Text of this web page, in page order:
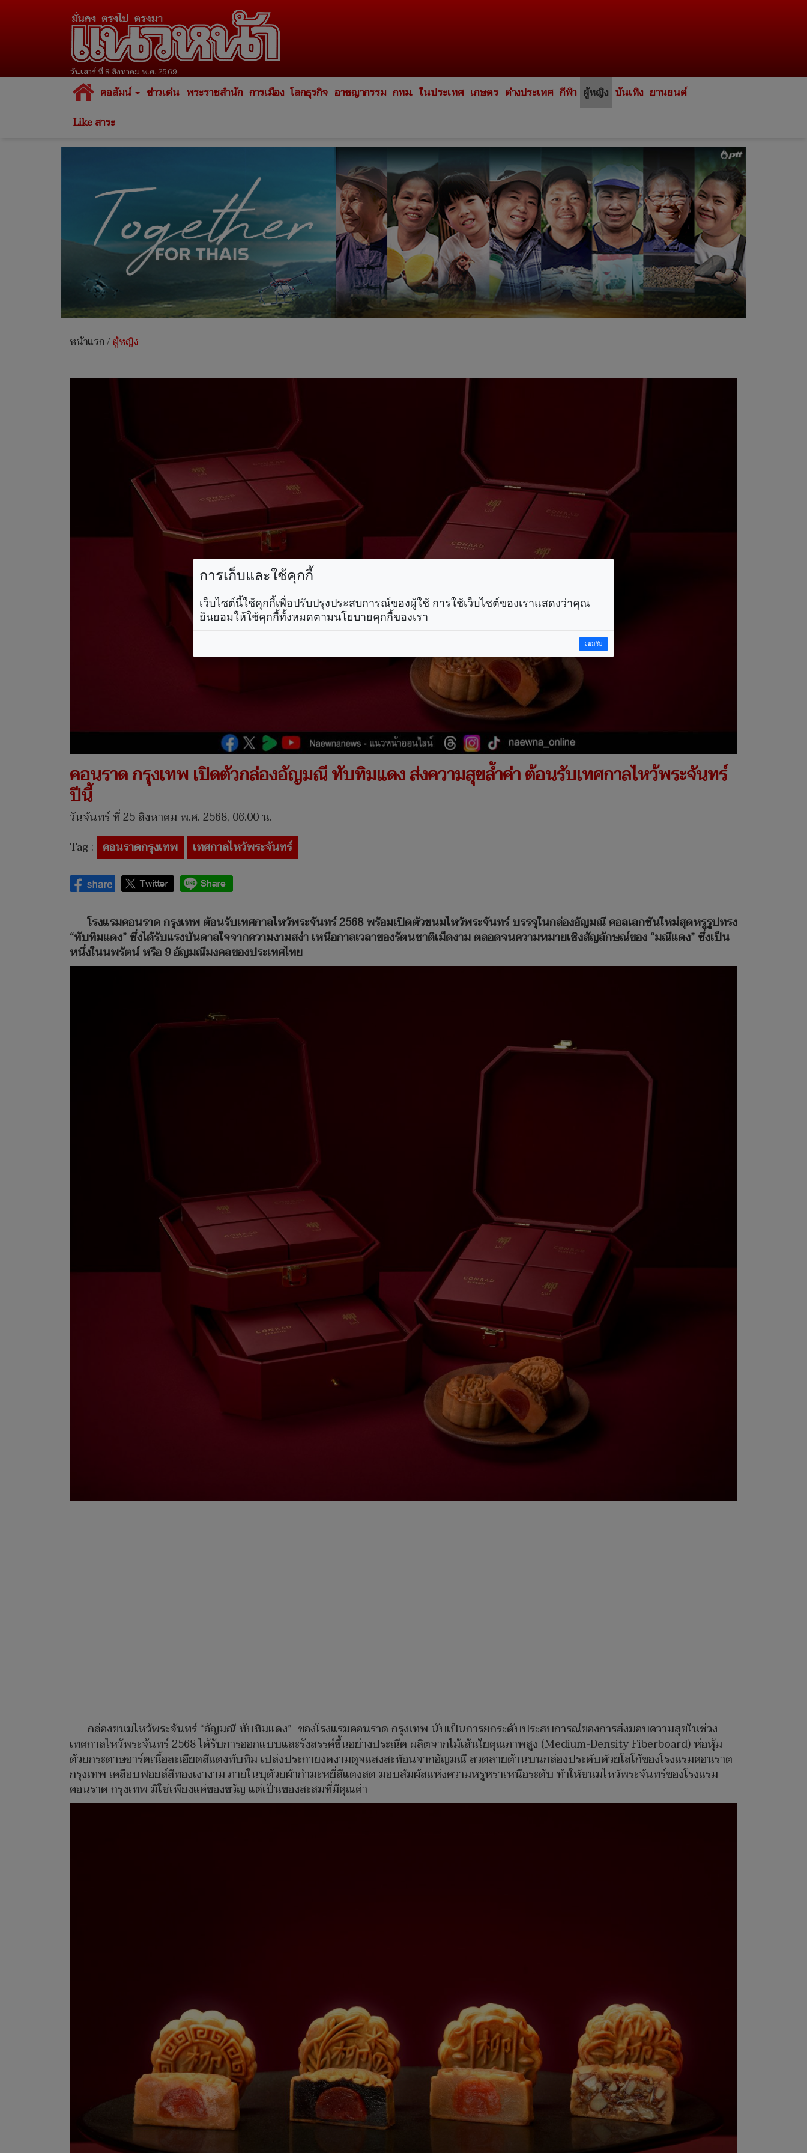
วันเสาร์ ที่ 8 สิงหาคม พ.ศ. 2569
คอลัมน์ ข่าวเด่น พระราชสำนัก การเมือง โลกธุรกิจ อาชญากรรม กทม. ในประเทศ เกษตร ต่างประเทศ กีฬา ผู้หญิง บันเทิง ยานยนต์
Like สาระ
หน้าแรก/ผู้หญิง
คอนราด กรุงเทพ เปิดตัวกล่องอัญมณี ทับทิมแดง ส่งความสุขล้ำค่า ต้อนรับเทศกาลไหว้พระจันทร์
ปีนี้
วันจันทร์ ที่ 25 สิงหาคม พ.ศ. 2568, 06.00 น.
Tag : คอนราดกรุงเทพ เทศกาลไหว้พระจันทร์
โรงแรมคอนราด กรุงเทพ ต้อนรับเทศกาลไหว้พระจันทร์ 2568 พร้อมเปิดตัวขนมไหว้พระจันทร์ บรรจุในกล่องอัญมณี คอลเลกชันใหม่สุดหรูรูปทรง
“ทับทิมแดง” ซึ่งได้รับแรงบันดาลใจจากความงามสง่า เหนือกาลเวลาของรัตนชาติเม็ดงาม ตลอดจนความหมายเชิงสัญลักษณ์ของ “มณีแดง” ซึ่งเป็น
หนึ่งในนพรัตน์ หรือ 9 อัญมณีมงคลของประเทศไทย
กล่องขนมไหว้พระจันทร์ “อัญมณี ทับทิมแดง” ของโรงแรมคอนราด กรุงเทพ นับเป็นการยกระดับประสบการณ์ของการส่งมอบความสุขในช่วง
เทศกาลไหว้พระจันทร์ 2568 ได้รับการออกแบบและรังสรรค์ขึ้นอย่างประณีต ผลิตจากไม้เส้นใยคุณภาพสูง (Medium-Density Fiberboard) ห่อหุ้ม
ด้วยกระดาษอาร์ตเนื้อละเอียดสีแดงทับทิม เปล่งประกายงดงามดุจแสงสะท้อนจากอัญมณี ลวดลายด้านบนกล่องประดับด้วยโลโก้ของโรงแรมคอนราด
กรุงเทพ เคลือบฟอยล์สีทองเงางาม ภายในบุด้วยผ้ากำมะหยี่สีแดงสด มอบสัมผัสแห่งความหรูหราเหนือระดับ ทำให้ขนมไหว้พระจันทร์ของโรงแรม
คอนราด กรุงเทพ มิใช่เพียงแค่ของขวัญ แต่เป็นของสะสมที่มีคุณค่า
การเก็บและใช้คุกกี้
เว็บไซต์นี้ใช้คุกกี้เพื่อปรับปรุงประสบการณ์ของผู้ใช้ การใช้เว็บไซต์ของเราแสดงว่าคุณ
ยินยอมให้ใช้คุกกี้ทั้งหมดตามนโยบายคุกกี้ของเรา
ยอมรับ